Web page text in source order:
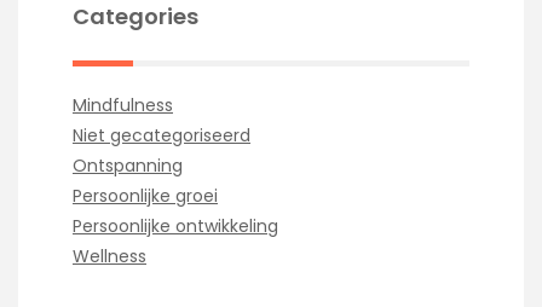
Categories
Mindfulness
Niet gecategoriseerd
Ontspanning
Persoonlijke groei
Persoonlijke ontwikkeling
Wellness